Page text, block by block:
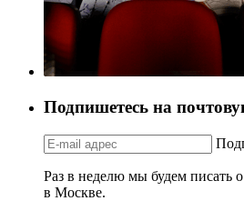
Подпишетесь на
Раз в неделю мы будем писать
в Москве.